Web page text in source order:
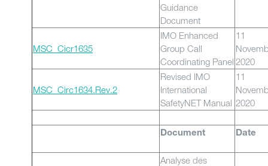
Guidance
Document
MSC_Cicr1635
IMO Enhanced
Group Call
Coordinating Panel
11
2020
MSC_Circ1634.Rev.2
Revised IMO
International
SafetyNET Manual
11
2020
Document Date
Analyse des